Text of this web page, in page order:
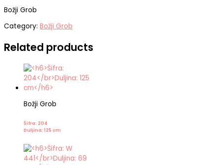
Božji Grob
Category: Božji Grob
Related products
Božji Grob
Šifra: 204
Duljina: 125 cm